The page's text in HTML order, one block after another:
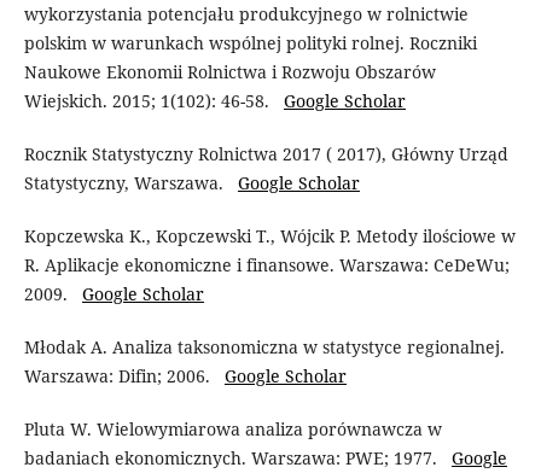
wykorzystania potencjału produkcyjnego w rolnictwie
polskim w warunkach wspólnej polityki rolnej. Roczniki
Naukowe Ekonomii Rolnictwa i Rozwoju Obszarów
Wiejskich. 2015; 1(102): 46-58. Google Scholar
Rocznik Statystyczny Rolnictwa 2017 ( 2017), Główny Urząd
Statystyczny, Warszawa. Google Scholar
Kopczewska K., Kopczewski T., Wójcik P. Metody ilościowe w
R. Aplikacje ekonomiczne i finansowe. Warszawa: CeDeWu;
2009. Google Scholar
Młodak A. Analiza taksonomiczna w statystyce regionalnej.
Warszawa: Difin; 2006. Google Scholar
Pluta W. Wielowymiarowa analiza porównawcza w
badaniach ekonomicznych. Warszawa: PWE; 1977. Google